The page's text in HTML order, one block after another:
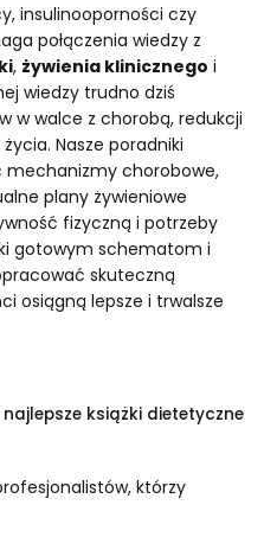
insulinooporności czy
połączenia wiedzy z
, żywienia klinicznego i
wiedzy trudno dziś
w walce z chorobą, redukcji
Nasze poradniki
chorobowe,
plany żywieniowe
fizyczną i potrzeby
gotowym schematom i
skuteczną
osiągną lepsze i trwalsze
książki dietetyczne
którzy